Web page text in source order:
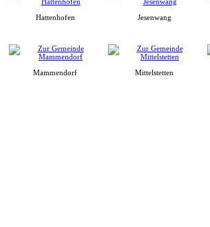
Hattenhofen Jesenwang
Mammendorf Mittelstetten